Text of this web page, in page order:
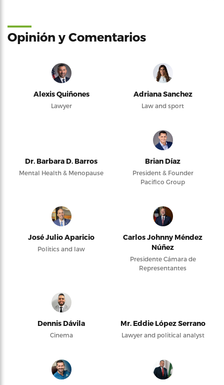
Opinión y Comentarios
Alexis Quiñones
Lawyer
Adriana Sanchez
Law and sport
Dr. Barbara D. Barros
Mental Health & Menopause
Brian Díaz
President & Founder
Pacifico Group
José Julio Aparicio
Politics and law
Carlos Johnny Méndez
Núñez
Presidente Cámara de
Representantes
Dennis Dávila
Cinema
Mr. Eddie López Serrano
Lawyer and political analyst